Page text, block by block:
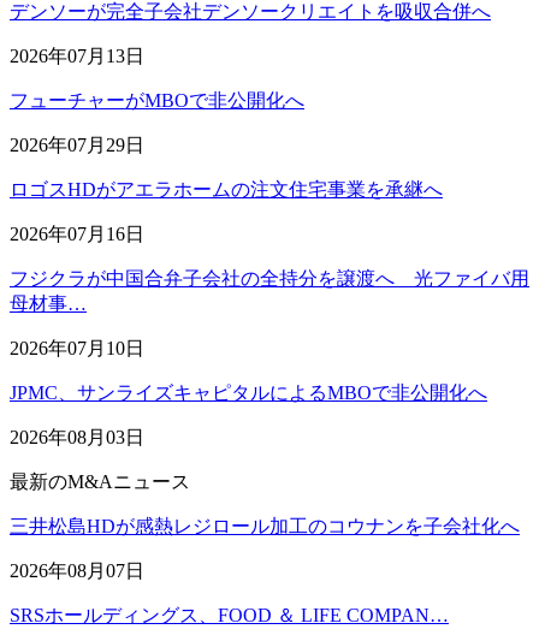
デンソーが完全子会社デンソークリエイトを吸収合併へ
2026年07月13日
フューチャーがMBOで非公開化へ
2026年07月29日
ロゴスHDがアエラホームの注文住宅事業を承継へ
2026年07月16日
フジクラが中国合弁子会社の全持分を譲渡へ 光ファイバ用
母材事…
2026年07月10日
JPMC、サンライズキャピタルによるMBOで非公開化へ
2026年08月03日
最新のM&Aニュース
三井松島HDが感熱レジロール加工のコウナンを子会社化へ
2026年08月07日
SRSホールディングス、FOOD ＆ LIFE COMPAN…